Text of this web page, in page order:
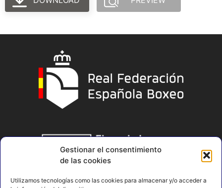
Gestionar el consentimiento
de las cookies
Utilizamos tecnologías como las cookies para almacenar y/o acceder a